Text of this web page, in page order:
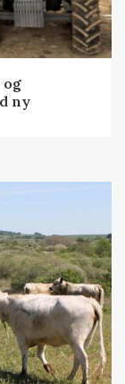
og
ny